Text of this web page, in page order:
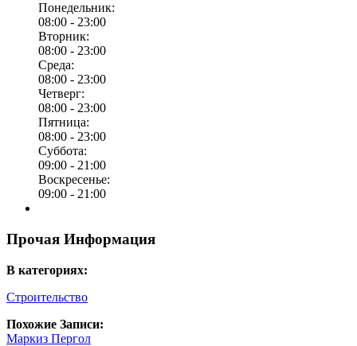
Понедельник:
08:00 - 23:00
Вторник:
08:00 - 23:00
Среда:
08:00 - 23:00
Четверг:
08:00 - 23:00
Пятница:
08:00 - 23:00
Суббота:
09:00 - 21:00
Воскресенье:
09:00 - 21:00
Прочая Информация
В категориях:
Строительство
Похожие Записи:
Маркиз Пергол